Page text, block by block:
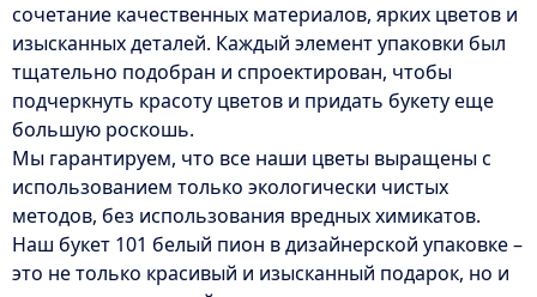
сочетание качественных материалов, ярких цветов и
изысканных деталей. Каждый элемент упаковки был
тщательно подобран и спроектирован, чтобы
подчеркнуть красоту цветов и придать букету еще
большую роскошь.
Мы гарантируем, что все наши цветы выращены с
использованием только экологически чистых
методов, без использования вредных химикатов.
Наш букет 101 белый пион в дизайнерской упаковке –
это не только красивый и изысканный подарок, но и